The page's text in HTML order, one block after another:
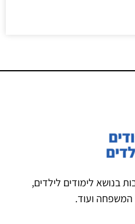
בנושא לימודים לילדים,
המשפחה ועוד.